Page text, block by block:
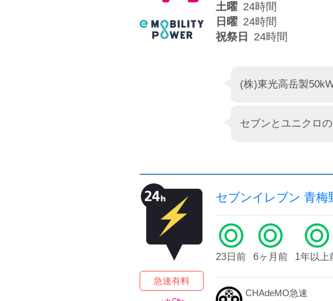
土曜 24時間
日曜 24時間
祝祭日
24時間
セブンとユニクロ
セブンイレブン 青梅
急速有料
23日前 6ヶ月前 1年以上
CHAdeMO急速